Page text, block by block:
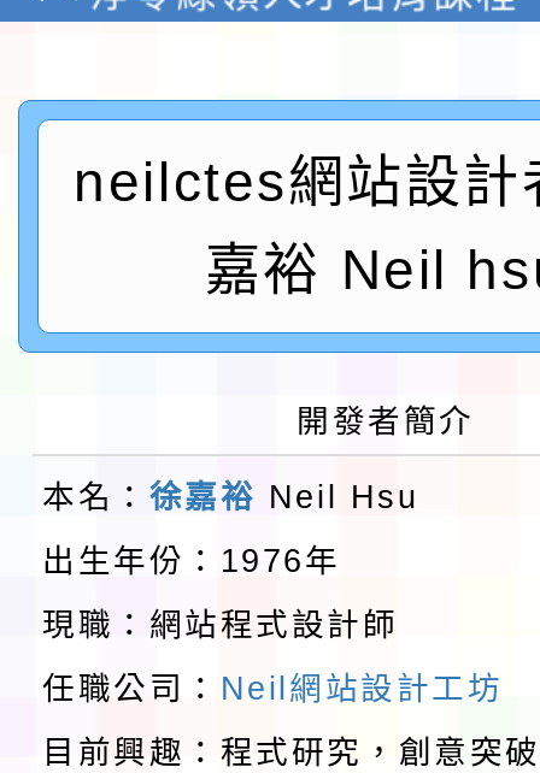
及師生本土語及新住民
實施要點各1份
115年食農教育專業人
程
函轉國家通訊傳播委員
鎮韌性（防空）演習－
速演練執行計畫」
「115年金融知識線上
法」
本校115學年度第1學
第3次招考代課鐘點教
告(不再辦理後續甄選)
檢送「桃園市115學年
賽實施要點」1份
本市「115學年度學生
程安排一案
「桃園市補助參觀特色
展演活動實施計畫」
請一案
教育部校安中心白海豚
報
淨零綠領人才培育課程
neilctes網站設計
嘉裕 Neil
開發者簡介
本名： 徐嘉裕 Neil Hsu
出生年份：1976年
現職：網站程式設計師
任職公司： Neil網站設計工坊
目前興趣：程式研究，創意突